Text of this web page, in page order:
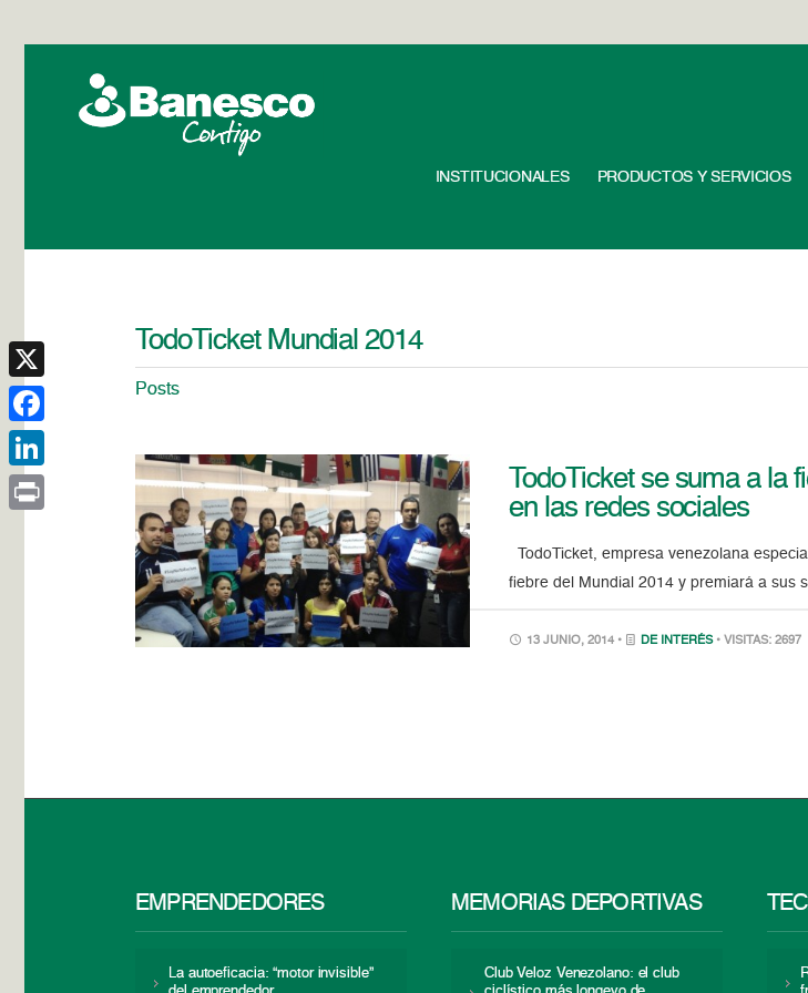
INSTITUCIONALES PRODUCTOS Y SERVICIOS
TodoTicket Mundial 2014
Posts
TodoTicket se suma a
en las redes sociales
TodoTicket, empresa venezolana
fiebre del Mundial 2014 y premiará a sus
13 JUNIO, 2014 • DE INTERÉS • VISITAS: 2697
EMPRENDEDORES
La autoeficacia: “motor invisible”
MEMORIAS DEPORTIVAS
Club Veloz Venezolano: el club
X
Facebook
LinkedIn